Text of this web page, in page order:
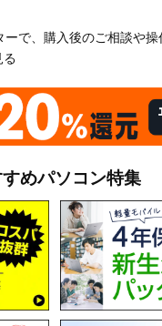
で、購入後のご相談や
る
めパソコン特集